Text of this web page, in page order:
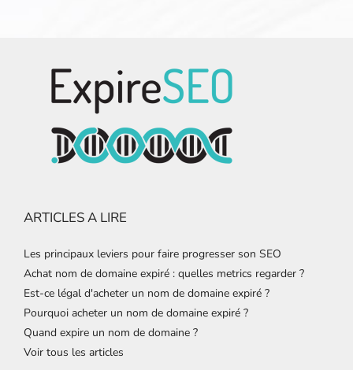
ARTICLES A LIRE
Les principaux leviers pour faire progresser son SEO
Achat nom de domaine expiré : quelles metrics regarder ?
Est-ce légal d'acheter un nom de domaine expiré ?
Pourquoi acheter un nom de domaine expiré ?
Quand expire un nom de domaine ?
Voir tous les articles